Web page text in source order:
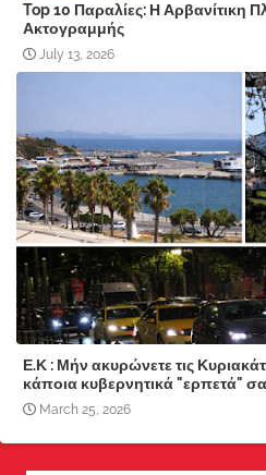
Top 10 Παραλίες: Η Αρβανίτικη
Ακτογραμμής
July 13, 2026
Ε.Κ : Μήν ακυρώνετε τις
κάποια κυβερνητικά "ερπετά"
March 25, 2026